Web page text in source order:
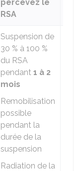
percevez le
RSA
Suspension de
30 % à 100 %
du RSA
pendant 1 à 2
mois
Remobilisation
possible
pendant la
durée de la
suspension
Radiation de la